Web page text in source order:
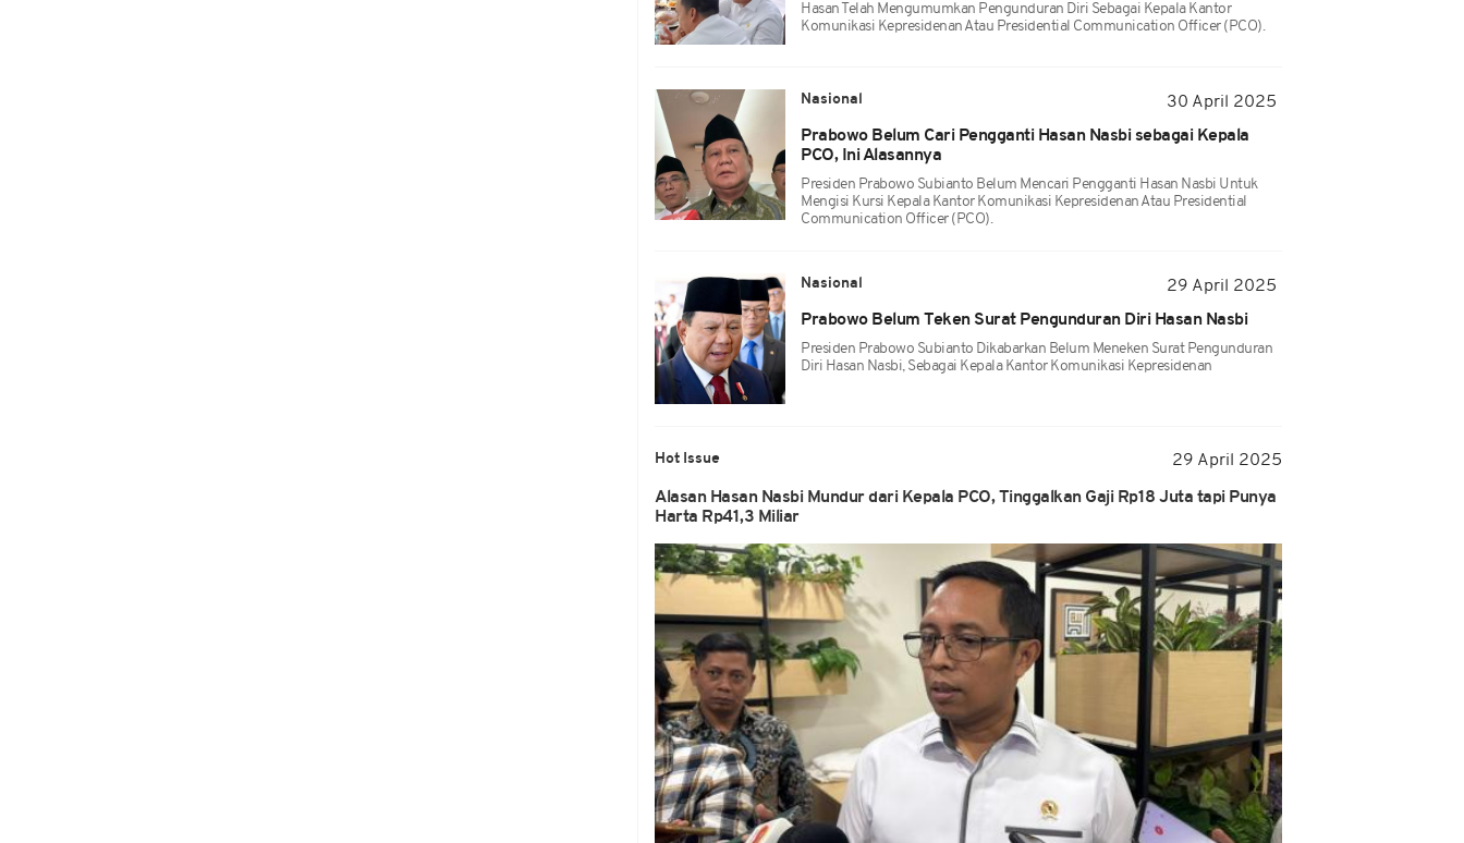
Hasan Telah Mengumumkan Pengunduran Diri Sebagai Kepala Kantor
Komunikasi Kepresidenan Atau Presidential Communication Officer (PCO).
Nasional
30 April 2025
Prabowo Belum Cari Pengganti Hasan Nasbi sebagai Kepala
PCO, Ini Alasannya
Presiden Prabowo Subianto Belum Mencari Pengganti Hasan Nasbi Untuk
Mengisi Kursi Kepala Kantor Komunikasi Kepresidenan Atau Presidential
Communication Officer (PCO).
Nasional
29 April 2025
Prabowo Belum Teken Surat Pengunduran Diri Hasan Nasbi
Presiden Prabowo Subianto Dikabarkan Belum Meneken Surat Pengunduran
Diri Hasan Nasbi, Sebagai Kepala Kantor Komunikasi Kepresidenan
Hot Issue 29 April 2025
Alasan Hasan Nasbi Mundur dari Kepala PCO, Tinggalkan Gaji Rp18 Juta tapi Punya
Harta Rp41,3 Miliar